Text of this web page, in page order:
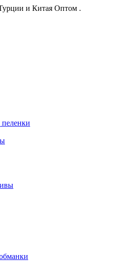
и Китая Оптом .